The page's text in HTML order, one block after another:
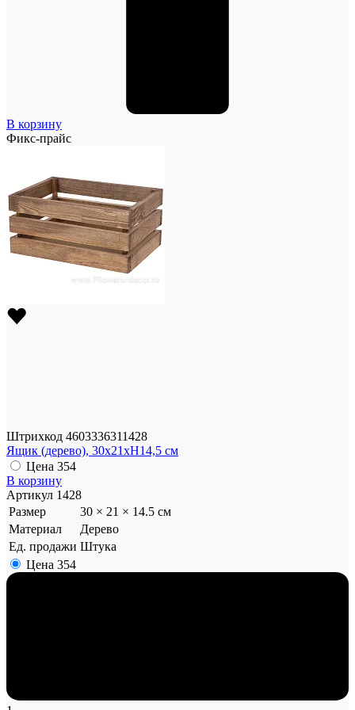
В корзину
Фикс-прайс
Штрихкод 4603336311428
Ящик (дерево), 30х21хH14,5 см
Цена 354
В корзину
Артикул 1428
Размер
30 × 21 × 14.5 см
Материал
Дерево
Ед. продажи Штука
Цена 354